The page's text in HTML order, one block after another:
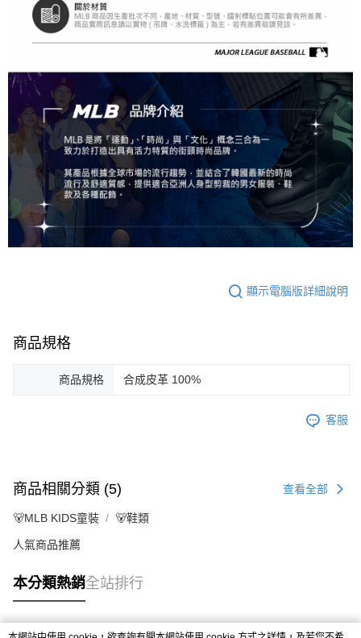
顯示電腦版詳細說明
商品規格
商品規格 合成皮革 100%
客服
商品相關分類 (5) 查看全部
🐻MLB KIDS童裝 🐻鞋類
人氣商品推薦
本分類熱銷全站排行